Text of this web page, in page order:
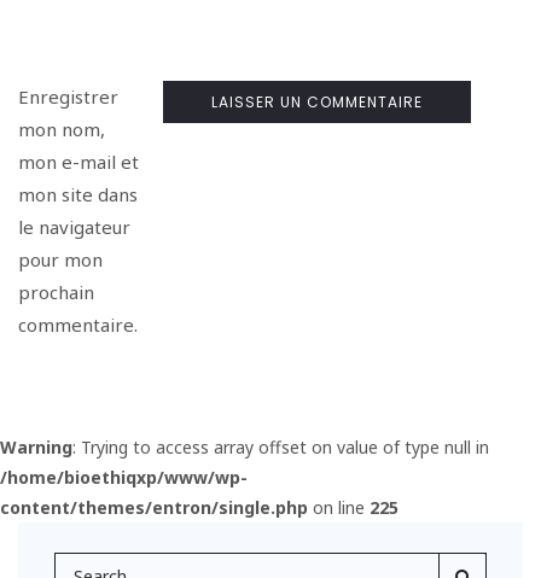
Enregistrer
mon nom,
mon e-mail et
mon site dans
le navigateur
pour mon
prochain
commentaire.
Warning: Trying to access array offset on value of type null in
/home/bioethiqxp/www/wp-
content/themes/entron/single.php on line 225